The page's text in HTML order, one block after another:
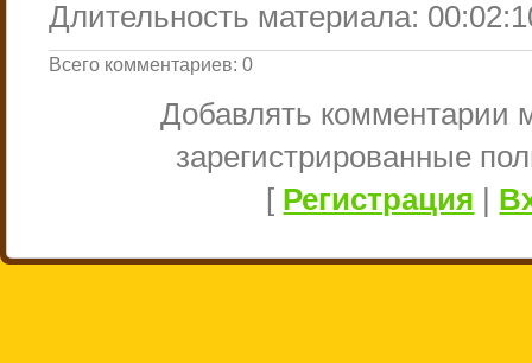
Длительность материала:
Всего комментариев: 0
Добавлять комментарии
зарегистрированные
[ Регистрация |